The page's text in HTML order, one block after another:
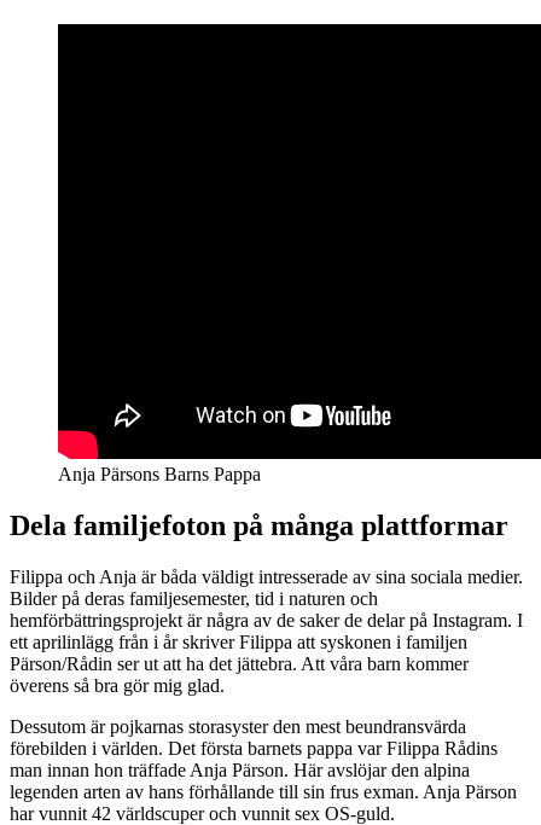
Anja Pärsons Barns Pappa
Dela familjefoton på många plattformar
Filippa och Anja är båda väldigt intresserade av sina sociala medier.
Bilder på deras familjesemester, tid i naturen och
hemförbättringsprojekt är några av de saker de delar på Instagram. I
ett aprilinlägg från i år skriver Filippa att syskonen i familjen
Pärson/Rådin ser ut att ha det jättebra. Att våra barn kommer
överens så bra gör mig glad.
Dessutom är pojkarnas storasyster den mest beundransvärda
förebilden i världen. Det första barnets pappa var Filippa Rådins
man innan hon träffade Anja Pärson. Här avslöjar den alpina
legenden arten av hans förhållande till sin frus exman. Anja Pärson
har vunnit 42 världscuper och vunnit sex OS-guld.